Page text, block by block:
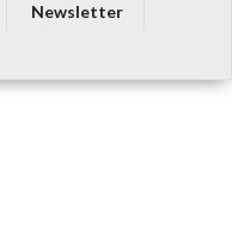
Newsletter